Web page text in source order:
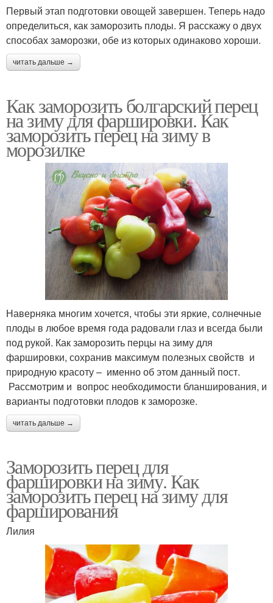
Первый этап подготовки овощей завершен. Теперь надо
определиться, как заморозить плоды. Я расскажу о двух
способах заморозки, обе из которых одинаково хороши.
читать дальше →
Как заморозить болгарский перец
на зиму для фаршировки. Как
заморозить перец на зиму в
морозилке
Наверняка многим хочется, чтобы эти яркие, солнечные
плоды в любое время года радовали глаз и всегда были
под рукой. Как заморозить перцы на зиму для
фаршировки, сохранив максимум полезных свойств и
природную красоту – именно об этом данный пост.
Рассмотрим и вопрос необходимости бланширования, и
варианты подготовки плодов к заморозке.
читать дальше →
Заморозить перец для
фаршировки на зиму. Как
заморозить перец на зиму для
фарширования
Лилия